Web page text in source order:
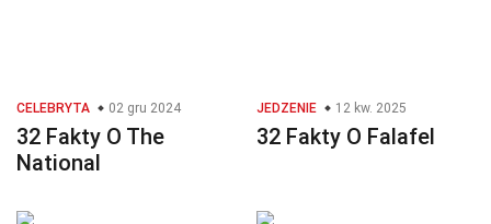
CELEBRYTA 02 gru 2024
32 Fakty O The
National
JEDZENIE 12 kw. 2025
32 Fakty O Falafel